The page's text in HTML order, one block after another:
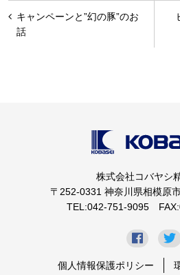
投
稿
キャンペーンと”幻の豚”のお
話
株式会社コバヤシ
〒252-0331 神奈川県相模原
TEL:042-751-9095
個人情報保護ポリシー